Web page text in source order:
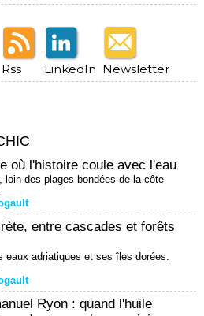
Rss LinkedIn Newsletter
où l'histoire coule avec l'eau
loin des plages bondées de la côte
entre cascades et forêts
eaux adriatiques et ses îles dorées.
Ryon : quand l'huile